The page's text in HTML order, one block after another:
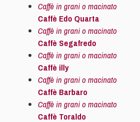
Caffè in grani o macinato
Caffè Edo Quarta
Caffè in grani o macinato
Caffè Segafredo
Caffè in grani o macinato
Caffè illy
Caffè in grani o macinato
Caffè Barbaro
Caffè in grani o macinato
Caffè Toraldo